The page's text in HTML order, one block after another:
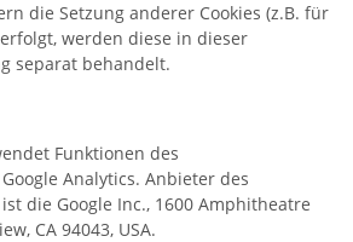
die Setzung anderer Cookies (z.B. für
werden diese in dieser
separat behandelt.
Funktionen des
Analytics. Anbieter des
die Google Inc., 1600 Amphitheatre
CA 94043, USA.